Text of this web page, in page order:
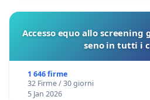
Accesso equo allo
seno in tutti i
1 646 firme
32 Firme / 30 giorni
5 Jan 2026